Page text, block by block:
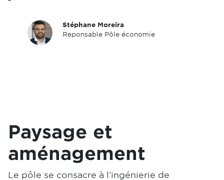
Stéphane Moreira
Reponsable Pôle économie
Paysage et
aménagement
Le pôle se consacre à l’ingénierie de